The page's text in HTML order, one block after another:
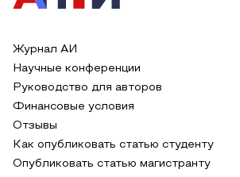
Журнал АИ
Научные конференции
Руководство для авторов
Финансовые условия
Отзывы
Как опубликовать статью студенту
Опубликовать статью магистранту